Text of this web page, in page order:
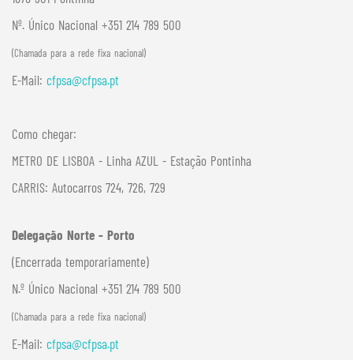
Nº. Único Nacional +351 214 789 500
(Chamada para a rede fixa nacional)
E-Mail: cfpsa@cfpsa.pt
Como chegar:
METRO DE LISBOA - Linha AZUL - Estação Pontinha
CARRIS: Autocarros 724, 726, 729
Delegação Norte - Porto
(Encerrada temporariamente)
N.º Único Nacional +351 214 789 500
(Chamada para a rede fixa nacional)
E-Mail: cfpsa@cfpsa.pt